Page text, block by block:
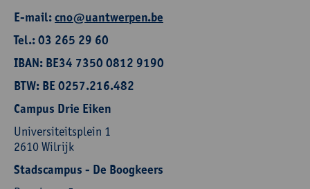
E-mail:cno@uantwerpen.be
Tel.: 03 265 29 60
IBAN: BE34 7350 0812 9190
BTW: BE 0257.216.482
Campus Drie Eiken
Universiteitsplein 1
2610 Wilrijk
Stadscampus - De Boogkeers